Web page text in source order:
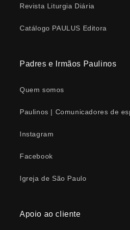
Revista Liturgia Diária
Catálogo PAULUS Editora
Padres e Irmãos Paulinos
Quem somos
Paulinos | Comunicadores de
Instagram
Facebook
Igreja de São Paulo
Apoio ao cliente